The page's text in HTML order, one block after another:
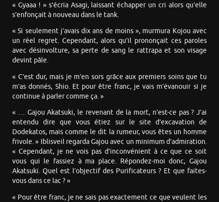
« Gyaaa ! » s’écria Asagi, laissant échapper un cri alors qu’elle
s’enfonçait à nouveau dans le tank.
« Si seulement j’avais dix ans de moins », murmura Kojou avec
un réel regret. Cependant, alors qu’il prononçait ces paroles
avec désinvolture, sa perte de sang le rattrapa et son visage
devint pâle.
« C’est dur, mais je m’en sors grâce aux premiers soins que tu
m’as donnés, Shio. Et pour être franc, je vais m’évanouir si je
continue à parler comme ça. »
« … Gajou Akatsuki, le revenant de la mort, n’est-ce pas ? J’ai
entendu dire que vous étiez sur le site d’excavation de
Dodekatos, mais comme le dit la rumeur, vous êtes un homme
frivole. » Iblisveil regarda Gajou avec un minimum d’admiration.
« Cependant, je ne vois pas d’inconvénient à ce que ce soit
vous qui le fassiez à ma place. Répondez-moi donc, Gajou
Akatsuki. Quel est l’objectif des Purificateurs ? Et que faites-
vous dans ce lac ? »
« Pour être franc, je ne sais pas exactement ce que veulent les